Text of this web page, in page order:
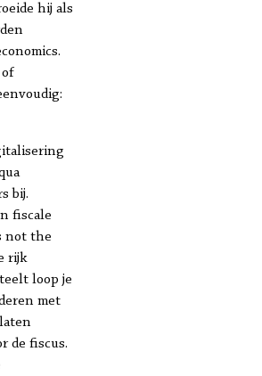
hij als
of
bij.
fiscale
not the
rijk
loop je
met
de fiscus.